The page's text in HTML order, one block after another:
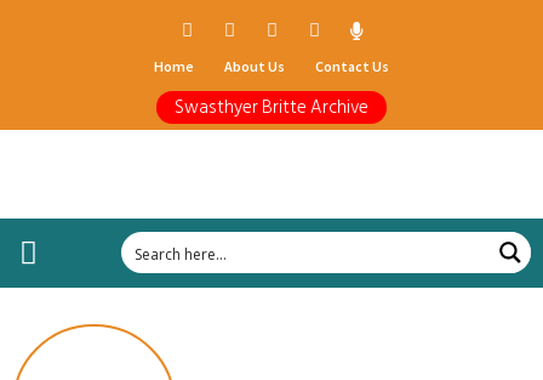
Home About Us Contact Us
Swasthyer Britte Archive